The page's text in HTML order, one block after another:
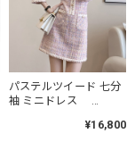
パステルツイード 七分
袖 ミニドレス
¥16,800